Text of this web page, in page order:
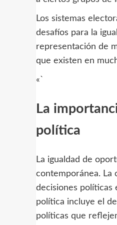
Los sistemas
desafíos para la
representación de
que existen en
«`
La
política
La igualdad de
contemporánea. La
decisiones políticas
política incluye el
políticas que